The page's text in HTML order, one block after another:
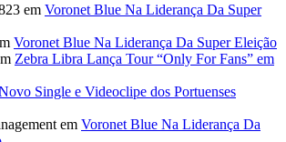
em Voronet Blue Na Liderança Da Super
Voronet Blue Na Liderança Da Super Eleição
Zebra Libra Lança Tour “Only For Fans” em
Single e Videoclipe dos Portuenses
em Voronet Blue Na Liderança Da